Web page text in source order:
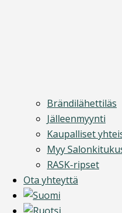
Brändilähettiläs
Jälleenmyynti
Kaupalliset
Myy
RASK-ripset
Ota yhteyttä